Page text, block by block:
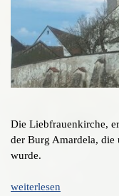
Die Liebfrauenkirche,
der Burg Amardela, die
wurde.
weiterlesen